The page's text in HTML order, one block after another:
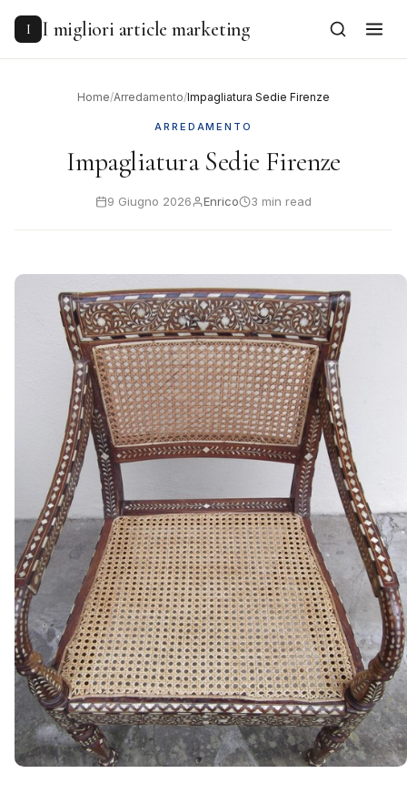
content
I I migliori article marketing
Home/Arredamento/Impagliatura Sedie Firenze
ARREDAMENTO
Impagliatura Sedie Firenze
9 Giugno 2026 Enrico 3 min read